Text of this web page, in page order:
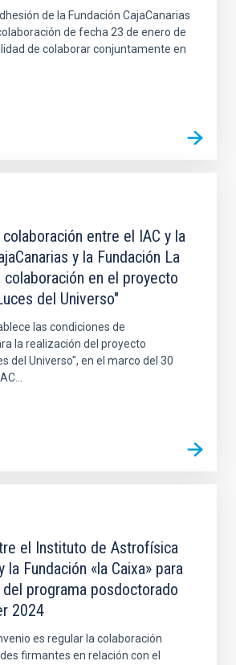
de la Fundación CajaCanarias
de fecha 23 de enero de
de colaborar conjuntamente en
entre el IAC y la
y la Fundación La
colaboración en el proyecto
del Universo"
las condiciones de
la realización del proyecto
del Universo", en el marco del 30
el Instituto de Astrofísica
la Fundación «la Caixa» para
programa posdoctorado
2024
es regular la colaboración
firmantes en relación con el